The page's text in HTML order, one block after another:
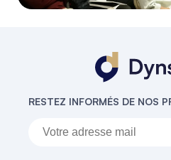
RESTEZ INFORMÉS DE NOS